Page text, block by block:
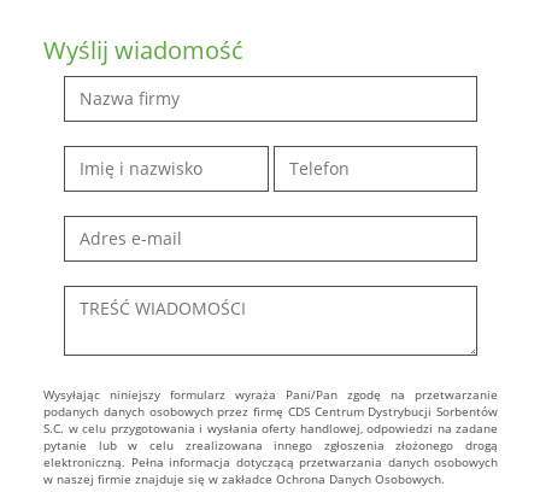
Wyślij wiadomość
Wysyłając niniejszy formularz wyraża Pani/Pan zgodę na przetwarzanie
podanych danych osobowych przez firmę CDS Centrum Dystrybucji Sorbentów
S.C. w celu przygotowania i wysłania oferty handlowej, odpowiedzi na zadane
pytanie lub w celu zrealizowana innego zgłoszenia złożonego drogą
elektroniczną. Pełna informacja dotyczącą przetwarzania danych osobowych
w naszej firmie znajduje się w zakładce Ochrona Danych Osobowych.